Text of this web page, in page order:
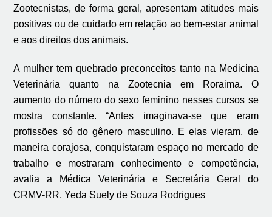
Zootecnistas, de forma geral, apresentam atitudes mais
positivas ou de cuidado em relação ao bem-estar animal
e aos direitos dos animais.
A mulher tem quebrado preconceitos tanto na Medicina
Veterinária quanto na Zootecnia em Roraima. O
aumento do número do sexo feminino nesses cursos se
mostra constante. “Antes imaginava-se que eram
profissões só do gênero masculino. E elas vieram, de
maneira corajosa, conquistaram espaço no mercado de
trabalho e mostraram conhecimento e competência,
avalia a Médica Veterinária e Secretária Geral do
CRMV-RR, Yeda Suely de Souza Rodrigues